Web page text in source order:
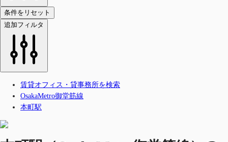
条件をリセット
追加フィルタ
賃貸オフィス・貸事務所を検索
OsakaMetro御堂筋線
本町駅